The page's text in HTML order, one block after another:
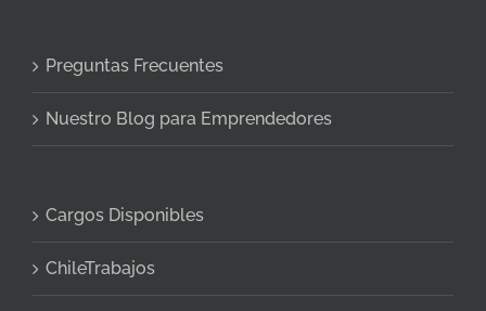
Preguntas Frecuentes
Nuestro Blog para Emprendedores
Cargos Disponibles
ChileTrabajos